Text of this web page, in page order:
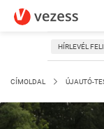
HÍRLEVÉL
CÍMOLDAL ÚJAUTÓ-